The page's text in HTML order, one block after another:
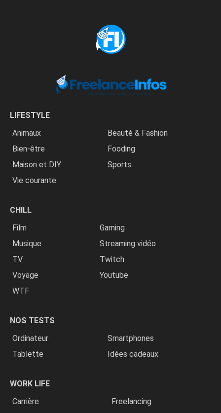
LIFESTYLE
Animaux
Beauté & Fashion
Bien-être
Fooding
Maison et DIY
Sports
Vie courante
CHILL
Film
Gaming
Musique
Streaming vidéo
TV
Twitch
Voyage
Youtube
WTF
NOS TESTS
Ordinateur
Smartphones
Tablette
Idées cadeaux
WORK LIFE
Carrière
Freelancing